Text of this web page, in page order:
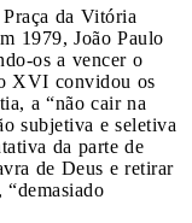
da Vitória
1979, João Paulo
os a vencer o
XVI convidou os
a “não cair na
subjetiva e seletiva
da parte de
de Deus e retirar
“demasiado